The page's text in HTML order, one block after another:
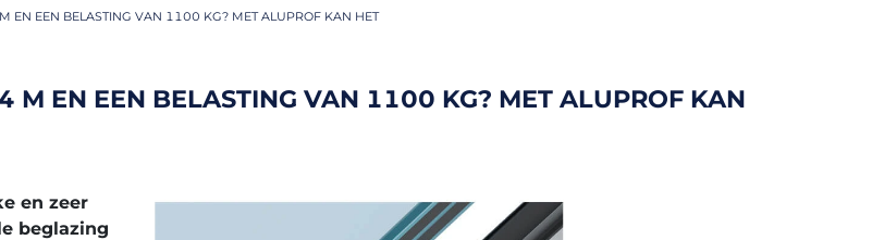
EN EEN BELASTING VAN 1100 KG? MET ALUPROF KAN HET
M EN EEN BELASTING VAN 1100 KG? MET ALUPROF KAN
en zeer
beglazing